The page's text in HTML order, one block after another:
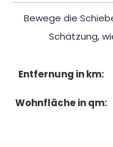
Bewege die
Schätzung,
Entfernung in km:
Wohnfläche in qm: